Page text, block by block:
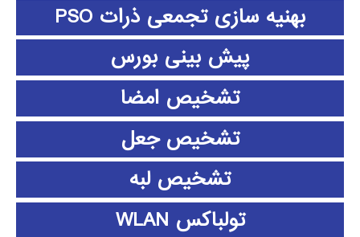
بهنیه سازی تجمعی ذرات PSO
پیش بینی بورس
تشخیص امضا
تشخیص جعل
تشخیص لبه
تولباکس WLAN